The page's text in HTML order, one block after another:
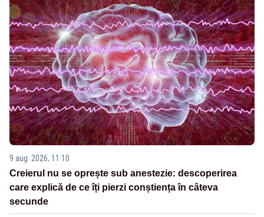
9 aug. 2026, 11:10
Creierul nu se oprește sub anestezie: descoperirea
care explică de ce îți pierzi conștiența în câteva
secunde